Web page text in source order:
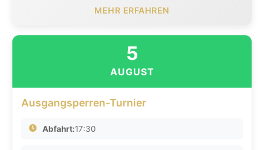
MEHR ERFAHREN
5
AUGUST
Ausgangsperren-Turnier
Abfahrt:17:30